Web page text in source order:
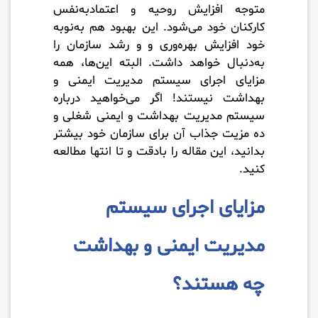
متوجه افزایش روحیه و اعتمادبه‌نفس
کارکنان خود می‌شود. این بهبود هم به‌نوبه
خود افزایش بهره‌وری و و رشد سازمان را
به‌دنبال خواهد داشت. البته این‌ها، همه
مزایای اجرای سیستم مدیریت ایمنی و
بهداشت نیستند! اگر می‌خواهید درباره
سیستم مدیریت بهداشت و ایمنی شغلی و
ده مزیت جذاب آن برای سازمان خود بیشتر
بدانید، این مقاله را بادقت و تا انتها مطالعه
کنید.
مزایای اجرای سیستم
مدیریت ایمنی و بهداشت
چه هستند؟